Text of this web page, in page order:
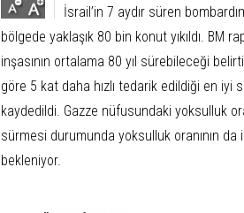
İsrail’in 7 aydır süren
bölgede yaklaşık 80 bin konut yıkıldı. BM
inşasının ortalama 80 yıl sürebileceği
göre 5 kat daha hızlı tedarik edildiği en iyi
kaydedildi. Gazze nüfusundaki yoksulluk
sürmesi durumunda yoksulluk oranının
bekleniyor.